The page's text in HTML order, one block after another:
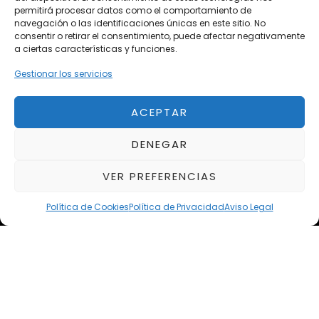
permitirá procesar datos como el comportamiento de
navegación o las identificaciones únicas en este sitio. No
consentir o retirar el consentimiento, puede afectar negativamente
a ciertas características y funciones.
Gestionar los servicios
ACEPTAR
DENEGAR
VER PREFERENCIAS
Política de CookiesPolítica de PrivacidadAviso Legal
Próximos
Eclipse by SELECTO
Del 12/08/2026 al 12/08/2026
Del 02/10/2026 al 05/10/2026
Del 02/10/2026 al 05/10/2026